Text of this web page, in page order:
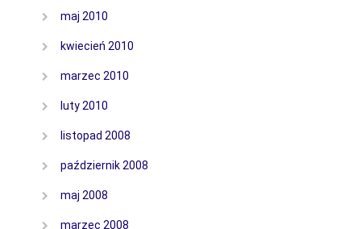
maj 2010
kwiecień 2010
marzec 2010
luty 2010
listopad 2008
październik 2008
maj 2008
marzec 2008